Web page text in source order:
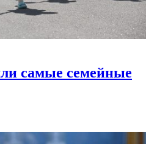
самые семейные